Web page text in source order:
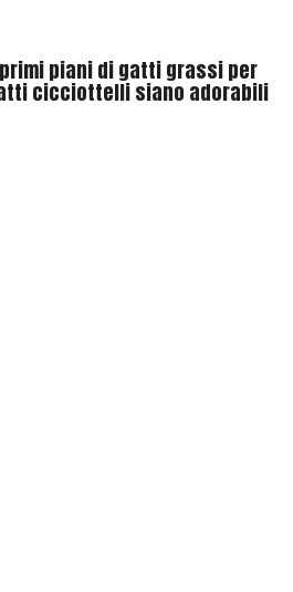
piani di gatti grassi per
cicciottelli siano adorabili